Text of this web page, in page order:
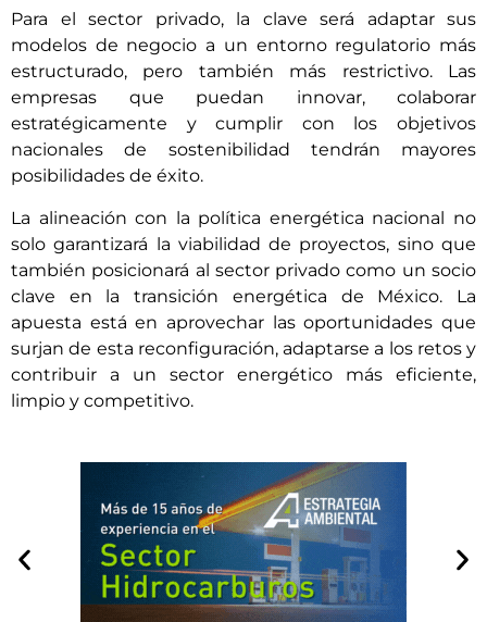
Para el sector privado, la clave será adaptar sus
modelos de negocio a un entorno regulatorio más
estructurado, pero también más restrictivo. Las
empresas que puedan innovar, colaborar
estratégicamente y cumplir con los objetivos
nacionales de sostenibilidad tendrán mayores
posibilidades de éxito.
La alineación con la política energética nacional no
solo garantizará la viabilidad de proyectos, sino que
también posicionará al sector privado como un socio
clave en la transición energética de México. La
apuesta está en aprovechar las oportunidades que
surjan de esta reconfiguración, adaptarse a los retos y
contribuir a un sector energético más eficiente,
limpio y competitivo.